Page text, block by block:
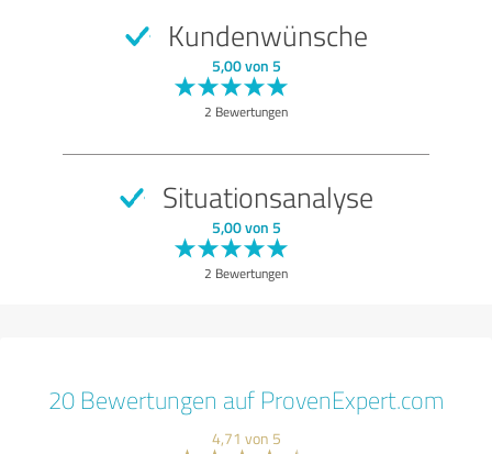
Kundenwünsche
5,00 von 5
2 Bewertungen
Situationsanalyse
5,00 von 5
2 Bewertungen
20 Bewertungen auf ProvenExpert.com
4,71 von 5